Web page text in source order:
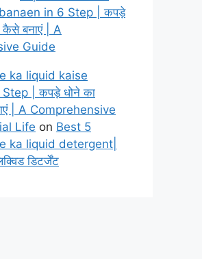
in 6 Step | कपड़े
कैसे बनाएं | A
Guide
ka liquid kaise
| कपड़े धोने का
| A Comprehensive
Life on Best 5
ka liquid detergent|
डिटर्जेंट